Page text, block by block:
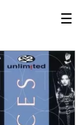
☰